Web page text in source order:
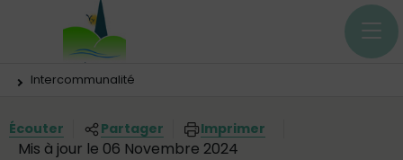
Panneau de gestion des cookies
Menu principal
Vous êtes ici:
Intercommunalité
Écouter Partager Imprimer
Mis à jour le 06 Novembre 2024